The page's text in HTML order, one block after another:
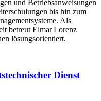
und Betriebsanweisungen
bis hin zum
Als
betreut Elmar Lorenz
lösungsorientiert.
Dienst